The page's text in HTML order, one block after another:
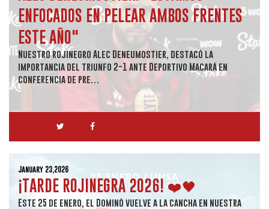
ENFOCADOS EN PELEAR AMBOS FRENTES
ESTE AÑO"
Nuestro rojinegro Alec Deneumostier, destacó la
importancia del triunfo 2-1 ante Deportivo Macará en
conferencia de pre…
January 23,2026
¡TARDE ROJINEGRA 2026! ❤️🖤
Este 25 de enero, el Dominó vuelve a la cancha en nuestra